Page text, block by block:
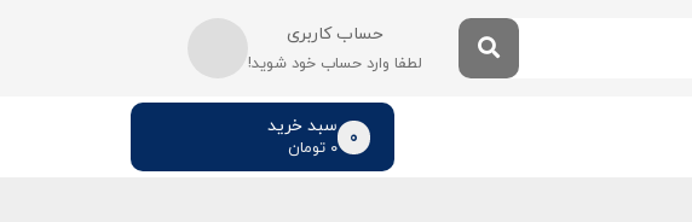
حساب کاربری
لطفا وارد حساب خود شوید!
سبد خرید
تومان۰
0